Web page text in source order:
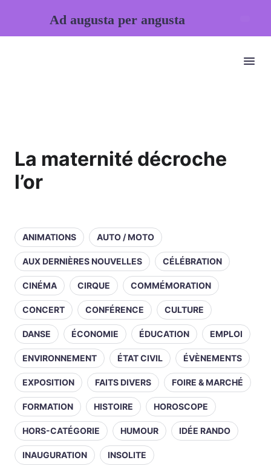
La maternité décroche
l’or
ANIMATIONS AUTO / MOTO
AUX DERNIÈRES NOUVELLES CÉLÉBRATION
CINÉMA CIRQUE COMMÉMORATION
CONCERT CONFÉRENCE CULTURE
DANSE ÉCONOMIE ÉDUCATION EMPLOI
ENVIRONNEMENT ÉTAT CIVIL ÉVÈNEMENTS
EXPOSITION FAITS DIVERS FOIRE & MARCHÉ
FORMATION HISTOIRE HOROSCOPE
HORS-CATÉGORIE HUMOUR IDÉE RANDO
INAUGURATION INSOLITE
Ad augusta per angusta